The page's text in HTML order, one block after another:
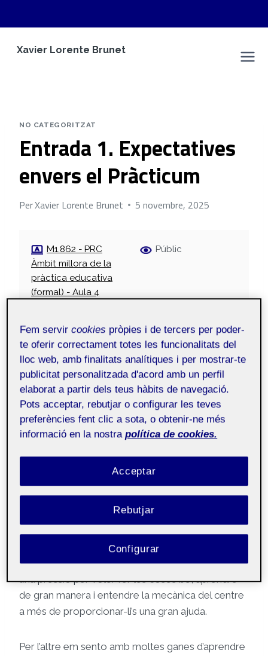
Xavier Lorente Brunet
NO CATEGORITZAT
Entrada 1. Expectatives
envers el Pràcticum
PerXavier Lorente Brunet 5 novembre, 2025
M1.862 - PRC
Àmbit millora de la
pràctica educativa
(formal) - Aula 4
Públic
Bones, em dic Xavier Lorente, tinc 25 anys i visc a
Tarragona. Tot i que per càrrega laboral no he
pogut realitzar les entrades previstes abans de
començar les pràctiques curriculars, igualment en
faré referència a com em sentia i les expectatives
que tenia en aquell moment exacte.
Reus (Baix Camp), que fa gairebé una dècada vaig
conèixer per un voluntariat que vaig realitzar.
pràcticament considero que no tinc gaire
experiència quant al sector de l’educació i sento
una pressió per voler fer les coses bé, aprendre
de gran manera i entendre la mecànica del centre
a més de proporcionar-li’s una gran ajuda.
Per l’altre em sento amb moltes ganes d’aprendre
Fem servircookies pròpies i de tercers per poder-
te oferir correctament totes les funcionalitats del
lloc web, amb finalitats analítiques i per mostrar-te
publicitat personalitzada d'acord amb un perfil
elaborat a partir dels teus hàbits de navegació.
Pots acceptar, rebutjar o configurar les teves
preferències fent clic a sota, o obtenir-ne més
informació en la nostra política de cookies.
Rebutjar
Acceptar
Configurar